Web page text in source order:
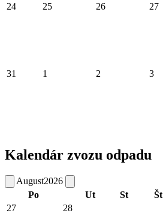
24 25 26 27
31 1 2 3
Kalendár zvozu odpadu
August2026
Po
Ut St Št
27
28